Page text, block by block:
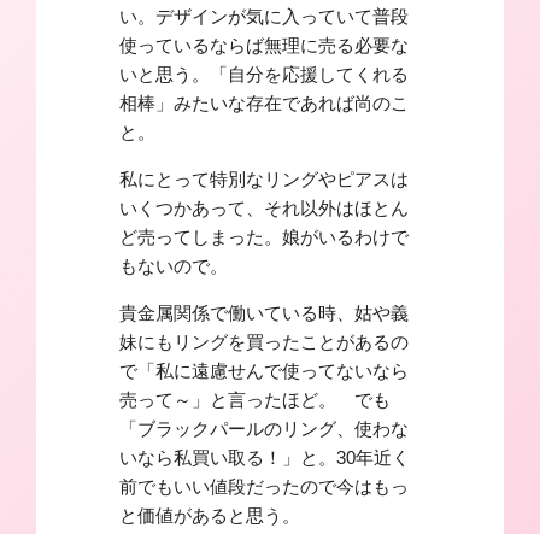
い。デザインが気に入っていて普段
使っているならば無理に売る必要な
いと思う。「自分を応援してくれる
相棒」みたいな存在であれば尚のこ
と。
私にとって特別なリングやピアスは
いくつかあって、それ以外はほとん
ど売ってしまった。娘がいるわけで
もないので。
貴金属関係で働いている時、姑や義
妹にもリングを買ったことがあるの
で「私に遠慮せんで使ってないなら
売って～」と言ったほど。 でも
「ブラックパールのリング、使わな
いなら私買い取る！」と。30年近く
前でもいい値段だったので今はもっ
と価値があると思う。